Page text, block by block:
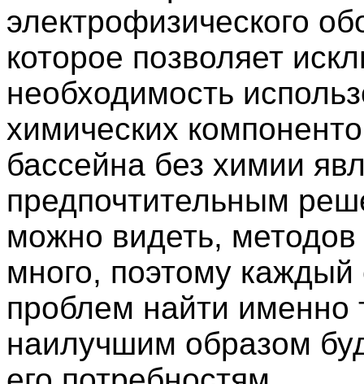
электрофизического
которое позволяет
необходимость
химических
бассейна без химии
предпочтительным
можно видеть,
много, поэтому каждый
проблем найти именно
наилучшим образом